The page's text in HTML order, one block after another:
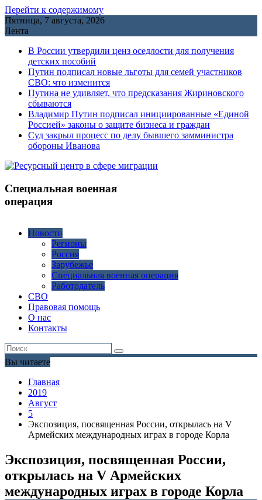
Перейти к содержимому
Пятница, 7 августа, 2026
Лента
В России утвердили ценз оседлости для получения
детских пособий
Путин подписал новые льготы для семей участников
СВО: что изменится
Путина не удивляет, что предсказания Жириновского
сбываются
Владимир Путин подписал инициированные «Единой
Россией» законы о защите бизнеса и граждан
Cуд закрыл процесс по делу бывшего замминистра
обороны Иванова
Специальная военная
операция
Новости
Регионы
Россия
Зарубежье
Специальная военная операция
Работодатель
СВО
Правовая помощь
О нас
Контакты
Вы читаете
Главная
2019
Август
5
Экспозиция, посвященная России, открылась на V
Армейских международных играх в городе Корла
Экспозиция, посвященная России,
открылась на V Армейских
международных играх в городе Корла